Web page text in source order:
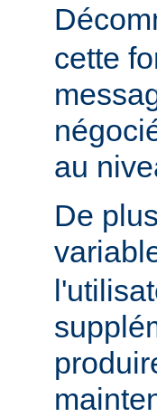
cette
au
De